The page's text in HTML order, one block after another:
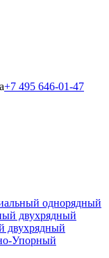
+7 495 646-01-47
однорядный
двухрядный